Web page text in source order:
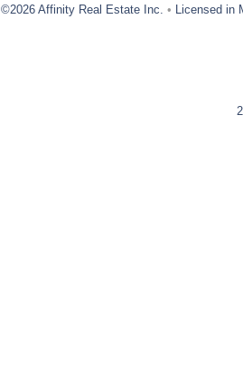
©2026 Affinity Real Estate Inc. • Licensed in